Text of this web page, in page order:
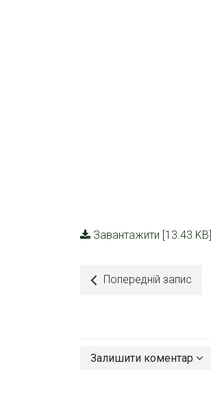
Завантажити [13.43 KB]
Попередній запис
Залишити коментар